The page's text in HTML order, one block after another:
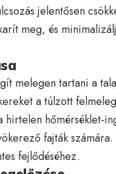
jelentősen
meg, és
melegen tartani a
a túlzott
hőmérséklet-
fajták
fejlődéséhez.